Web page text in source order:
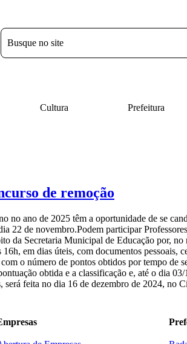
Cultura Prefeitura
de remoção
no ano de 2025 têm a oportunidade de se
22 de novembro.Podem participar
da Secretaria Municipal de Educação por,
em dias úteis, com documentos
o número de pontos obtidos por tempo
obtida e a classificação e, até o dia
será feita no dia 16 de dezembro de 2024, no